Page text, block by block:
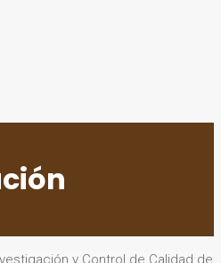
y Control de Calidad de